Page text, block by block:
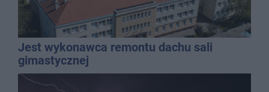
Jest wykonawca remontu dachu sali
gimastycznej